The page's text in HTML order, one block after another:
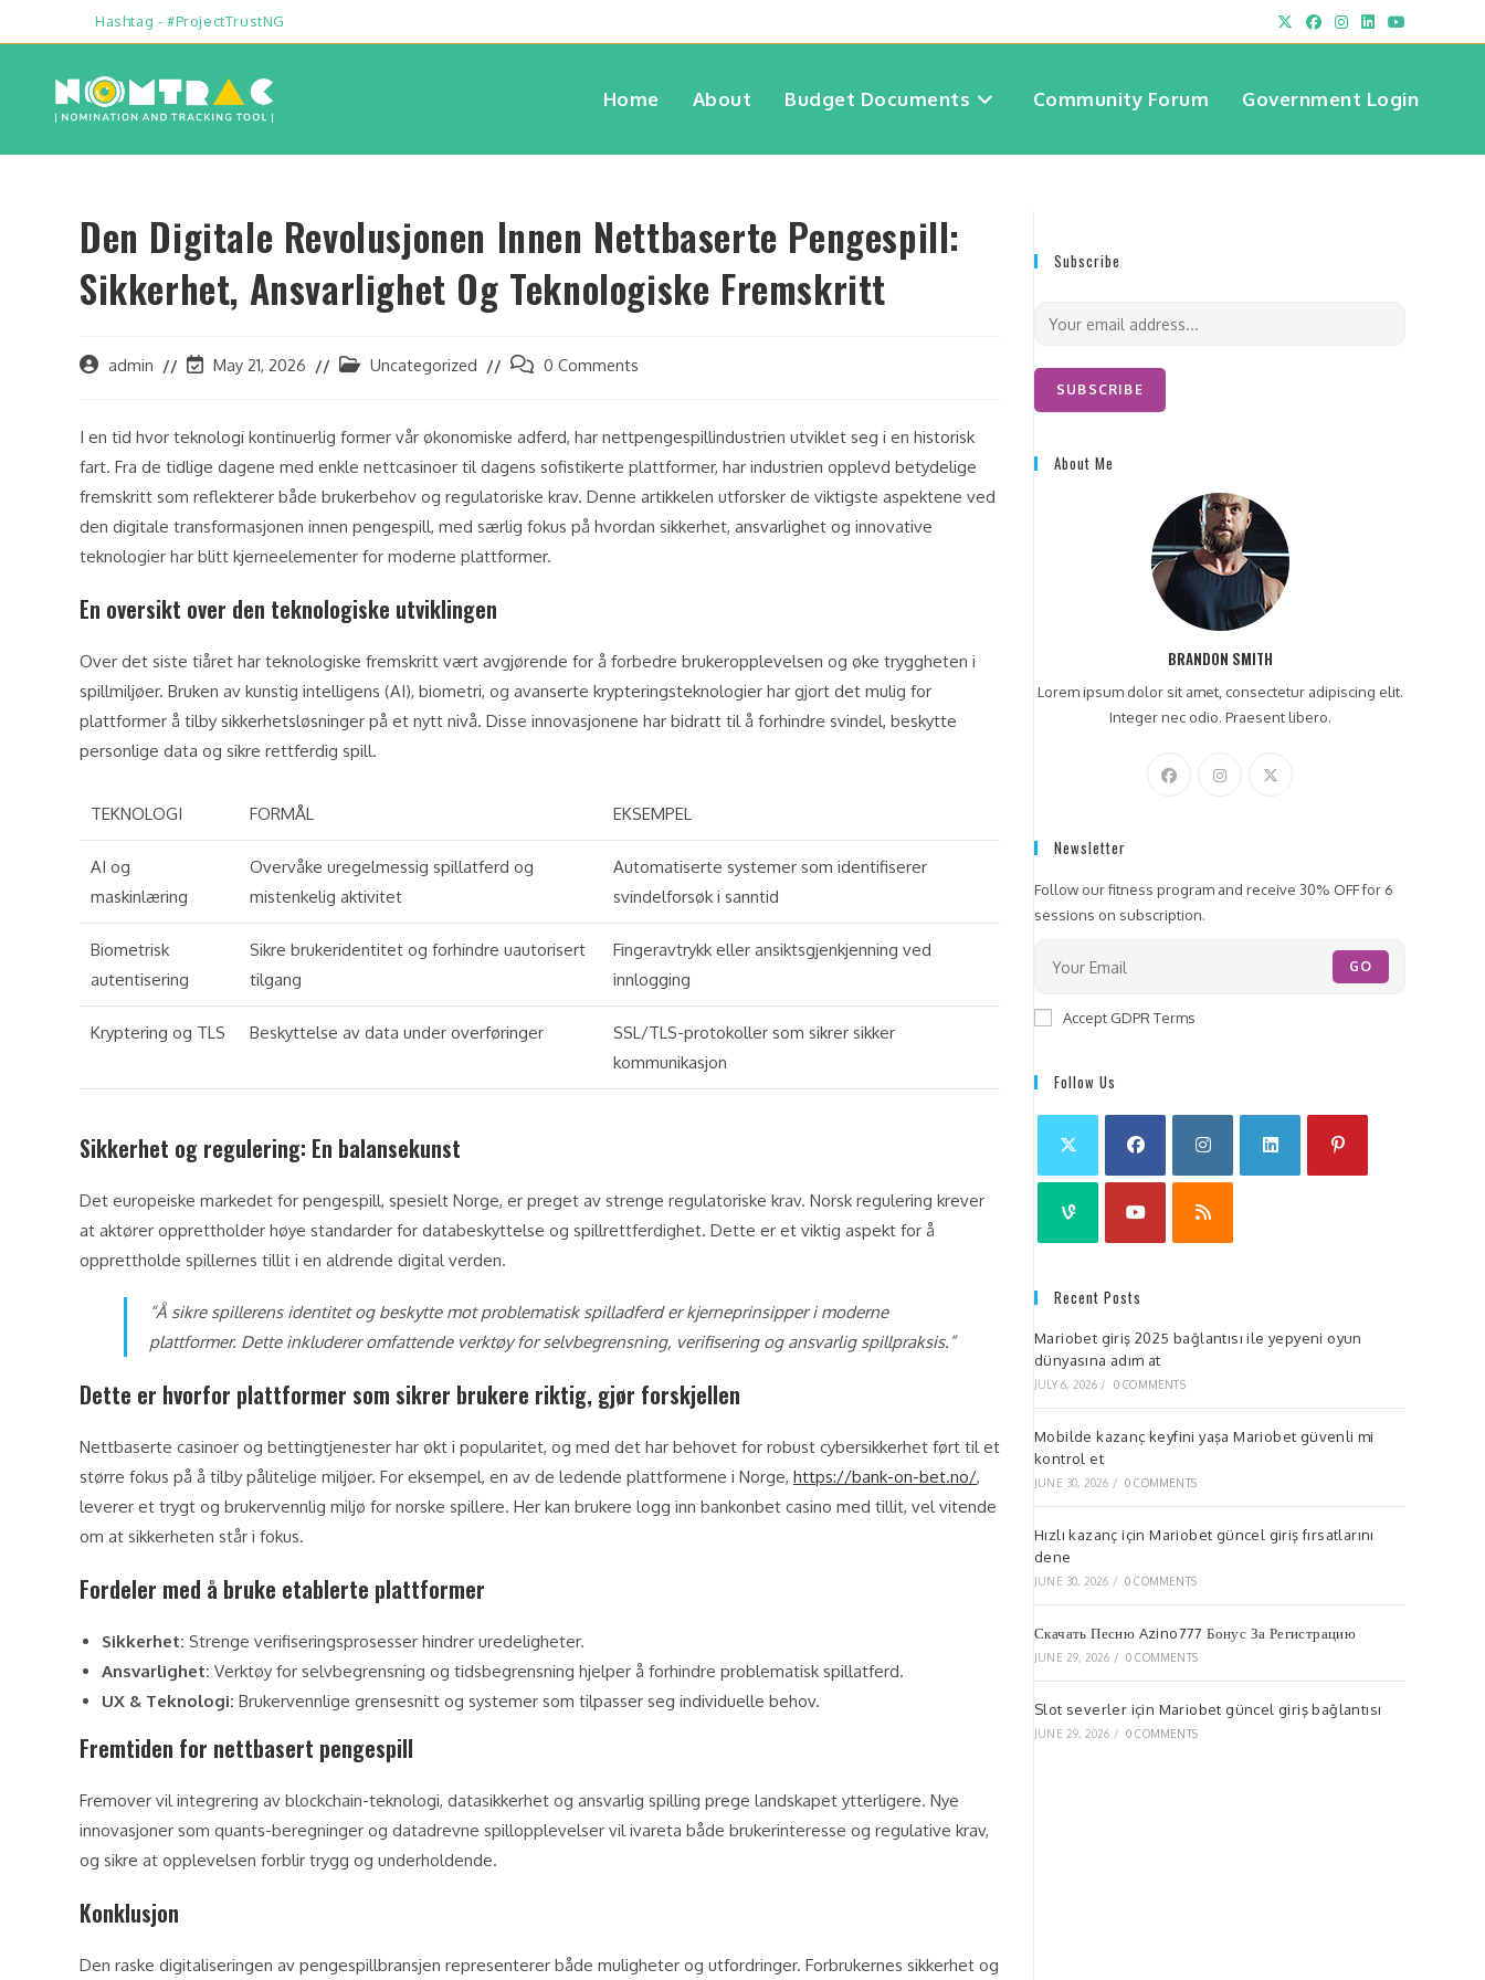
Hashtag - #ProjectTrustNG
Home About Budget Documents Community Forum Government Login
Den Digitale Revolusjonen Innen Nettbaserte Pengespill:
Sikkerhet, Ansvarlighet Og Teknologiske Fremskritt
admin May 21, 2026 Uncategorized 0 Comments
I en tid hvor teknologi kontinuerlig former vår økonomiske adferd, har nettpengespillindustrien utviklet seg i en historisk
fart. Fra de tidlige dagene med enkle nettcasinoer til dagens sofistikerte plattformer, har industrien opplevd betydelige
fremskritt som reflekterer både brukerbehov og regulatoriske krav. Denne artikkelen utforsker de viktigste aspektene ved
den digitale transformasjonen innen pengespill, med særlig fokus på hvordan sikkerhet, ansvarlighet og innovative
teknologier har blitt kjerneelementer for moderne plattformer.
En oversikt over den teknologiske utviklingen
Over det siste tiåret har teknologiske fremskritt vært avgjørende for å forbedre brukeropplevelsen og øke tryggheten i
spillmiljøer. Bruken av kunstig intelligens (AI), biometri, og avanserte krypteringsteknologier har gjort det mulig for
plattformer å tilby sikkerhetsløsninger på et nytt nivå. Disse innovasjonene har bidratt til å forhindre svindel, beskytte
personlige data og sikre rettferdig spill.
TEKNOLOGI FORMÅL EKSEMPEL
AI og
maskinlæring
Overvåke uregelmessig spillatferd og
mistenkelig aktivitet
Automatiserte systemer som identifiserer
svindelforsøk i sanntid
Biometrisk
autentisering
Sikre brukeridentitet og forhindre uautorisert
tilgang
Fingeravtrykk eller ansiktsgjenkjenning ved
innlogging
Kryptering og TLS Beskyttelse av data under overføringer
SSL/TLS-protokoller som sikrer sikker
kommunikasjon
Sikkerhet og regulering: En balansekunst
Det europeiske markedet for pengespill, spesielt Norge, er preget av strenge regulatoriske krav. Norsk regulering krever
at aktører opprettholder høye standarder for databeskyttelse og spillrettferdighet. Dette er et viktig aspekt for å
opprettholde spillernes tillit i en aldrende digital verden.
“Å sikre spillerens identitet og beskytte mot problematisk spilladferd er kjerneprinsipper i moderne
plattformer. Dette inkluderer omfattende verktøy for selvbegrensning, verifisering og ansvarlig spillpraksis.”
Dette er hvorfor plattformer som sikrer brukere riktig, gjør forskjellen
Nettbaserte casinoer og bettingtjenester har økt i popularitet, og med det har behovet for robust cybersikkerhet ført til et
større fokus på å tilby pålitelige miljøer. For eksempel, en av de ledende plattformene i Norge, https://bank-on-bet.no/,
leverer et trygt og brukervennlig miljø for norske spillere. Her kan brukere logg inn bankonbet casino med tillit, vel vitende
om at sikkerheten står i fokus.
Fordeler med å bruke etablerte plattformer
Sikkerhet: Strenge verifiseringsprosesser hindrer uredeligheter.
Ansvarlighet: Verktøy for selvbegrensning og tidsbegrensning hjelper å forhindre problematisk spillatferd.
UX & Teknologi: Brukervennlige grensesnitt og systemer som tilpasser seg individuelle behov.
Fremtiden for nettbasert pengespill
Fremover vil integrering av blockchain-teknologi, datasikkerhet og ansvarlig spilling prege landskapet ytterligere. Nye
innovasjoner som quants-beregninger og datadrevne spillopplevelser vil ivareta både brukerinteresse og regulative krav,
og sikre at opplevelsen forblir trygg og underholdende.
Konklusjon
Den raske digitaliseringen av pengespillbransjen representerer både muligheter og utfordringer. Forbrukernes sikkerhet og
Subscribe
l
SUBSCRIBE
About Me
BRANDON SMITH
Lorem ipsum dolor sit amet, consectetur adipiscing elit.
Integer nec odio. Praesent libero.
Newsletter
Follow our fitness program and receive 30% OFF for 6
sessions on subscription.
GO
Accept GDPR Terms
Follow Us
Recent Posts
Mariobet giriş 2025 bağlantısı ile yepyeni oyun
dünyasına adım at
JULY 6, 2026 / 0 COMMENTS
Mobilde kazanç keyfini yaşa Mariobet güvenli mi
kontrol et
JUNE 30, 2026 / 0 COMMENTS
Hızlı kazanç için Mariobet güncel giriş fırsatlarını
dene
JUNE 30, 2026 / 0 COMMENTS
Скачать Песню Azino777 Бонус За Регистрацию
JUNE 29, 2026 / 0 COMMENTS
Slot severler için Mariobet güncel giriş bağlantısı
JUNE 29, 2026 / 0 COMMENTS